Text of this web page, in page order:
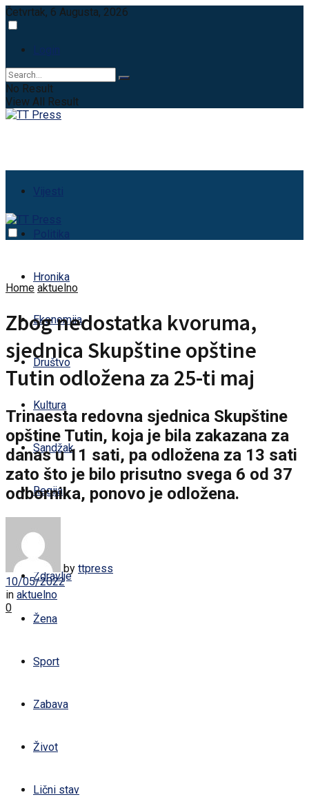
Četvrtak, 6 Augusta, 2026
Login
No Result
View All Result
Vijesti
Politika
Hronika
Ekonomija
Društvo
Kultura
Sandžak
Regija
Svijet
Zdravlje
Žena
Sport
Zabava
Život
Lični stav
Home aktuelno
Zbog nedostatka kvoruma,
sjednica Skupštine opštine
Tutin odložena za 25-ti maj
Trinaesta redovna sjednica Skupštine
opštine Tutin, koja je bila zakazana za
danas u 11 sati, pa odložena za 13 sati
zato što je bilo prisutno svega 6 od 37
odbornika, ponovo je odložena.
by ttpress
10/05/2022
in aktuelno
0